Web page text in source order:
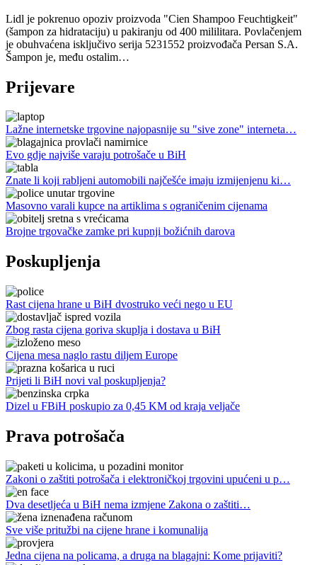
Lidl je pokrenuo opoziv proizvoda "Cien Shampoo Feuchtigkeit"
(šampon za hidrataciju) u pakiranju od 400 mililitara. Povlačenjem
je obuhvaćena isključivo serija 5231552 proizvođača Persan S.A.
Šampon je, među ostalim…
Prijevare
Lažne internetske trgovine najopasnije su "sive zone" interneta…
Evo gdje najviše varaju potrošače u BiH
Znate li koji rabljeni automobili najčešće imaju izmijenjenu ki…
Masovno varali kupce na artiklima s ograničenim cijenama
Brojne trgovačke zamke pri kupnji božićnih darova
Poskupljenja
Rast cijena hrane u BiH dvostruko veći nego u EU
Zbog rasta cijena goriva skuplja i dostava u BiH
Cijena mesa naglo rastu diljem Europe
Prijeti li BiH novi val poskupljenja?
Dizel u FBiH poskupio za 0,45 KM od kraja veljače
Prava potrošača
Zakoni o zaštiti potrošača i elektroničkoj trgovini upućeni u p…
Dva desetljeća u BiH nema izmjene Zakona o zaštiti…
Sve više pritužbi na cijene hrane i komunalija
Jedna cijena na policama, a druga na blagajni: Kome prijaviti?